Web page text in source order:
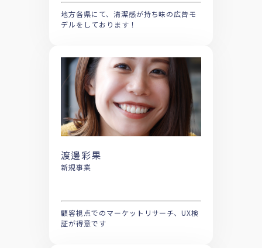
地方各県にて、清潔感が持ち味の広告モ
デルをしております！
渡邊彩果
新規事業
顧客視点でのマーケットリサーチ、UX検
証が得意です